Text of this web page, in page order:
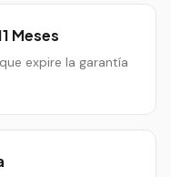
Meses
expire la garantía